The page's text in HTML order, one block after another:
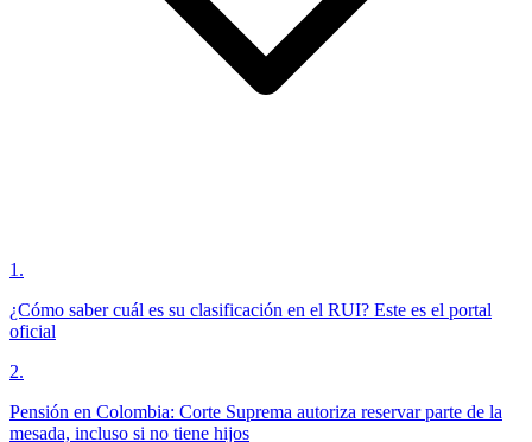
1 .
¿Cómo saber cuál es su clasificación en el RUI? Este es el portal
oficial
2.
Pensión en Colombia: Corte Suprema autoriza reservar parte de la
mesada, incluso si no tiene hijos